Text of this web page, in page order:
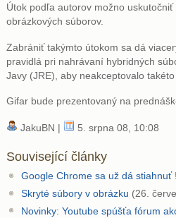
Útok podľa autorov možno
obrázkových súborov.
Zabrániť takýmto útokom sa dá
pravidlá pri nahrávaní hybridných
Javy (JRE), aby neakceptovalo
Gifar bude prezentovaný na
JakuBN | 5. srpna 08, 10:08
Související články
Google Chrome sa už dá stiahnuť !
Skryté súbory v obrázku (26.
Novinky: Youtube spúšťa fórum